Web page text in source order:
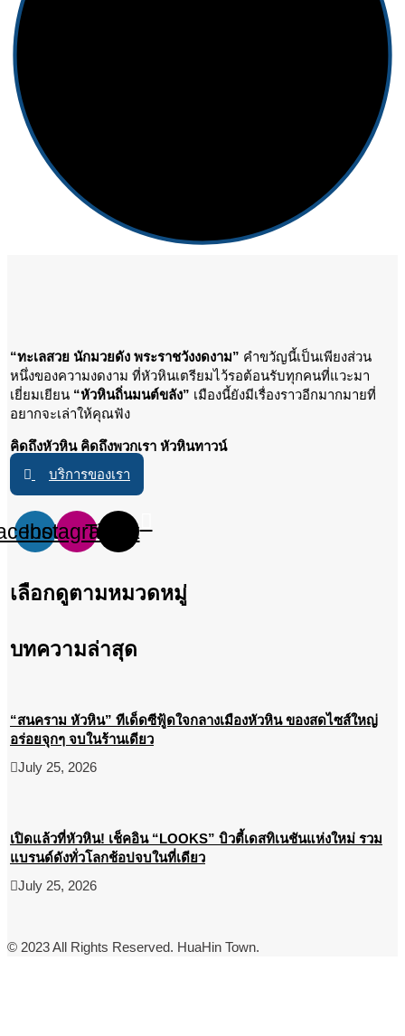
“ทะเลสวย นักมวยดัง พระราชวังงดงาม” คำขวัญนี้เป็นเพียงส่วน
หนึ่งของความงดงาม ที่หัวหินเตรียมไว้รอต้อนรับทุกคนที่แวะมา
เยี่ยมเยียน “หัวหินถิ่นมนต์ขลัง” เมืองนี้ยังมีเรื่องราวอีกมากมายที่
อยากจะเล่าให้คุณฟัง
คิดถึงหัวหิน คิดถึงพวกเรา หัวหินทาวน์
บริการของเรา
InstagramTiktok
เลือกดูตามหมวดหมู่
บทความล่าสุด
“สนคราม หัวหิน” ทีเด็ดซีฟู้ดใจกลางเมืองหัวหิน ของสดไซส์ใหญ่
อร่อยจุกๆ จบในร้านเดียว
July 25, 2026
เปิดแล้วที่หัวหิน! เช็คอิน “LOOKS” บิวตี้เดสทิเนชันแห่งใหม่ รวม
แบรนด์ดังทั่วโลกช้อปจบในที่เดียว
July 25, 2026
© 2023 All Rights Reserved. HuaHin Town.